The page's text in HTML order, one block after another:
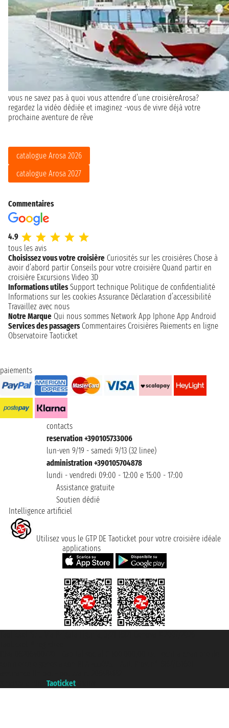
vous ne savez pas à quoi vous attendre d’une croisièreArosa?
regardez la vidéo dédiée et imaginez -vous de vivre déjà votre
prochaine aventure de rêve
catalogue Arosa 2026
catalogue Arosa 2027
Commentaires
4.9
tous les avis
Choisissez vous votre croisière Curiosités sur les croisières Chose à
avoir d’abord partir Conseils pour votre croisière Quand partir en
croisière Excursions Video 3D
Informations utiles Support technique Politique de confidentialité
Informations sur les cookies Assurance Déclaration d’accessibilité
Travaillez avec nous
Notre Marque Qui nous sommes Network App Iphone App Android
Services des passagers Commentaires Croisières Paiements en ligne
Observatoire Taoticket
paiements
contacts
reservation +390105733006
lun-ven 9/19 - samedi 9/13 (32 linee)
administration +390105704878
lundi - vendredi 09:00 - 12:00 e 15:00 - 17:00
Assistance gratuite
Soutien dédié
Intelligence artificiel
Utilisez vous le GTP DE Taoticket pour votre croisière idéale
applications
Taoticket